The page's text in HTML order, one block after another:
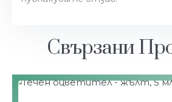
Свързани